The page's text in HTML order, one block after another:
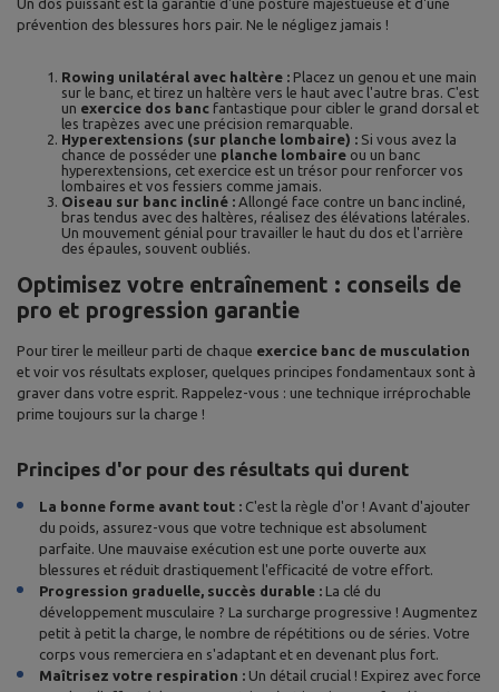
prévention des blessures hors pair. Ne le négligez jamais !
Rowing unilatéral avec haltère : Placez un genou et une main
sur le banc, et tirez un haltère vers le haut avec l'autre bras. C'est
un exercice dos banc fantastique pour cibler le grand dorsal et
les trapèzes avec une précision remarquable.
Hyperextensions (sur planche lombaire) : Si vous avez la
chance de posséder une planche lombaire ou un banc
hyperextensions, cet exercice est un trésor pour renforcer vos
lombaires et vos fessiers comme jamais.
Oiseau sur banc incliné : Allongé face contre un banc incliné,
bras tendus avec des haltères, réalisez des élévations latérales.
Un mouvement génial pour travailler le haut du dos et l'arrière
des épaules, souvent oubliés.
Optimisez votre entraînement : conseils de
pro et progression garantie
Pour tirer le meilleur parti de chaque exercice banc de musculation
et voir vos résultats exploser, quelques principes fondamentaux sont à
graver dans votre esprit. Rappelez-vous : une technique irréprochable
prime toujours sur la charge !
Principes d'or pour des résultats qui durent
La bonne forme avant tout : C'est la règle d'or ! Avant d'ajouter
du poids, assurez-vous que votre technique est absolument
parfaite. Une mauvaise exécution est une porte ouverte aux
blessures et réduit drastiquement l'efficacité de votre effort.
Progression graduelle, succès durable : La clé du
développement musculaire ? La surcharge progressive ! Augmentez
petit à petit la charge, le nombre de répétitions ou de séries. Votre
corps vous remerciera en s'adaptant et en devenant plus fort.
Maîtrisez votre respiration : Un détail crucial ! Expirez avec force